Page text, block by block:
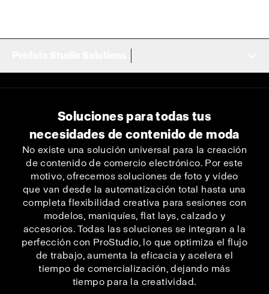
Soluciones para todas tus
necesidades de contenido de moda
No existe una solución universal para la creación
de contenido de comercio electrónico. Por este
motivo, ofrecemos soluciones de foto y vídeo
que van desde la automatización total hasta una
completa flexibilidad creativa para sesiones con
modelos, maniquíes, flat lays, calzado y
accesorios. Todas las soluciones se integran a la
perfección con ProStudio, lo que optimiza el flujo
de trabajo, aumenta la eficacia y acelera el
tiempo de comercialización, dejando más
tiempo para la creatividad.